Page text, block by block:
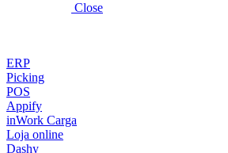
Close
ERP
Picking
POS
Appify
inWork Carga
Loja online
Dashy